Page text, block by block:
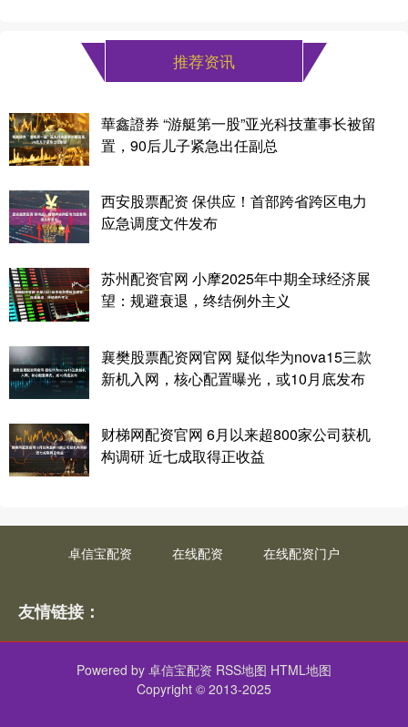
推荐资讯
華鑫證券 “游艇第一股”亚光科技董事长被留
置，90后儿子紧急出任副总
西安股票配资 保供应！首部跨省跨区电力
应急调度文件发布
苏州配资官网 小摩2025年中期全球经济展
望：规避衰退，终结例外主义
襄樊股票配资网官网 疑似华为nova15三款
新机入网，核心配置曝光，或10月底发布
财梯网配资官网 6月以来超800家公司获机
构调研 近七成取得正收益
卓信宝配资 在线配资 在线配资门户
友情链接：
Powered by 卓信宝配资 RSS地图 HTML地图
Copyright © 2013-2025